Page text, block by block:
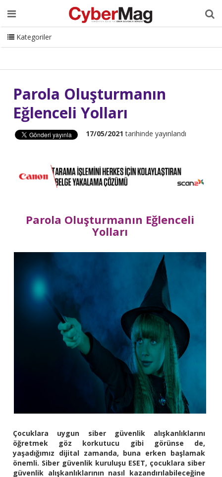
Ana Sayfa Hakkımızda Dergi Editörden
Danışmanlık
ISC Turkey Sizden Gelenler
İletişim
CyberMag Logo
Kategoriler
Parola Oluşturmanın
Eğlenceli Yolları
17/05/2021 tarihinde yayınlandı
Parola Oluşturmanın Eğlenceli
Yolları
Çocuklara uygun siber güvenlik alışkanlıklarını
öğretmek göz korkutucu gibi görünse de,
yaşadığımız dijital zamanda, buna erken başlamak
önemli. Siber güvenlik kuruluşu ESET, çocuklara siber
güvenlik alışkanlıklarının nasıl kazandırılabileceğine